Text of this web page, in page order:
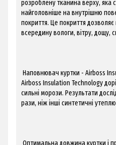
розроблену тканина верху, яка
найголовніше на внутрішню
покриття. Це покриття
всередину вологи, вітру, дощу,
Наповнювач куртки - Airboss
Airboss Insulation Technology
сильні морози. Результати
рази, ніж інші синтетичні